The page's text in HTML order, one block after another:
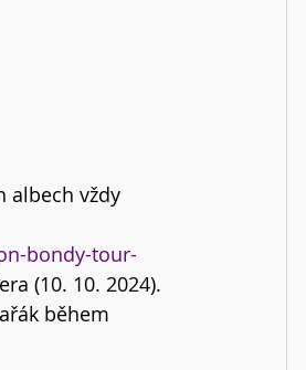
albech vždy
bondy-tour-
(10. 10. 2024).
během